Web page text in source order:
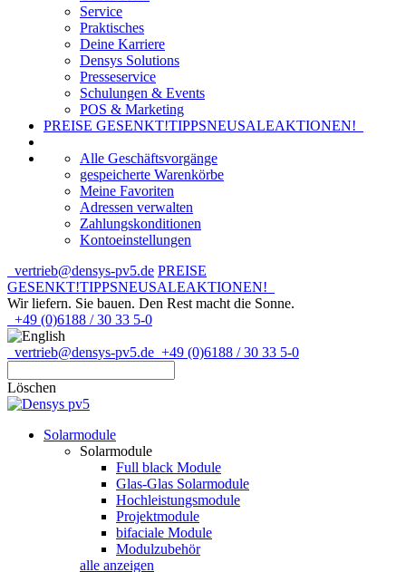
Service
Praktisches
Deine Karriere
Densys Solutions
Presseservice
Schulungen & Events
POS & Marketing
PREISE GESENKT!TIPPSNEUSALEAKTIONEN!
Alle Geschäftsvorgänge
gespeicherte Warenkörbe
Meine Favoriten
Adressen verwalten
Zahlungskonditionen
Kontoeinstellungen
vertrieb@densys-pv5.de PREISE
GESENKT!TIPPSNEUSALEAKTIONEN!
Wir liefern. Sie bauen. Den Rest macht die Sonne.
+49 (0)6188 / 30 33 5-0
vertrieb@densys-pv5.de +49 (0)6188 / 30 33 5-0
Löschen
Solarmodule
Solarmodule
Full black Module
Glas-Glas Solarmodule
Hochleistungsmodule
Projektmodule
bifaciale Module
Modulzubehör
alle anzeigen